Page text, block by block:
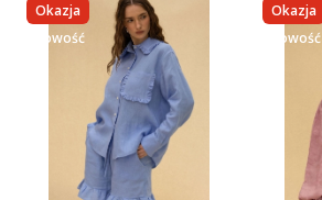
Okazja
nowość
Okazja
nowość